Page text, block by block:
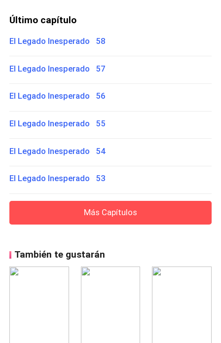
Último capítulo
El Legado Inesperado 58
El Legado Inesperado 57
El Legado Inesperado 56
El Legado Inesperado 55
El Legado Inesperado 54
El Legado Inesperado 53
Más Capítulos
También te gustarán